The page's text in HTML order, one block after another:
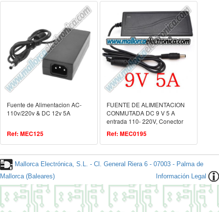
Fuente de Alimentacion AC-
110v/220v & DC 12v 5A
Ref: MEC125
FUENTE DE ALIMENTACION
CONMUTADA DC 9 V 5 A
entrada 110- 220V, Conector
Ref: MEC0195
Mallorca Electrónica, S.L. - Cl. General Riera 6 - 07003 - Palma de
Mallorca (Baleares)
Información Legal